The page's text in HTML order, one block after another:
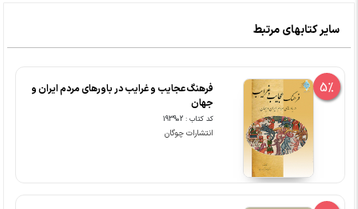
سایر کتابهای مرتبط
5%
فرهنگ عجایب و غرایب در باورهای مردم ایران و
جهان
کد کتاب : 193902
انتشارات چوگان